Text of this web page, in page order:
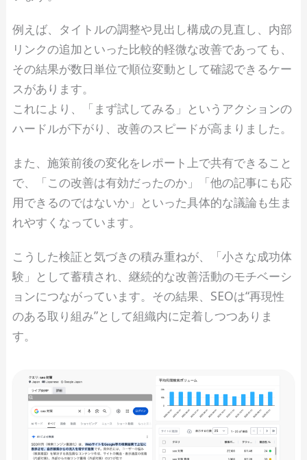
例えば、タイトルの調整や見出し構成の見直し、内部
リンクの追加といった比較的軽微な改善であっても、
その結果が数日単位で順位変動として確認できるケー
スがあります。
これにより、「まず試してみる」というアクションの
ハードルが下がり、改善のスピードが高まりました。
また、施策前後の変化をレポート上で共有できること
で、「この改善は有効だったのか」「他の記事にも応
用できるのではないか」といった具体的な議論も生ま
れやすくなっています。
こうした検証と気づきの積み重ねが、「小さな成功体
験」として蓄積され、継続的な改善活動のモチベーシ
ョンにつながっています。その結果、SEOは“再現性
のある取り組み”として組織内に定着しつつありま
す。